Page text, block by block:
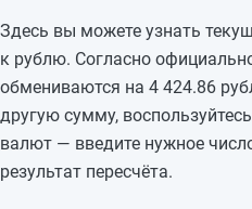
Здесь вы можете узнать
к рублю. Согласно
обмениваются на 4 424.86
другую сумму,
валют — введите нужное
результат пересчёта.